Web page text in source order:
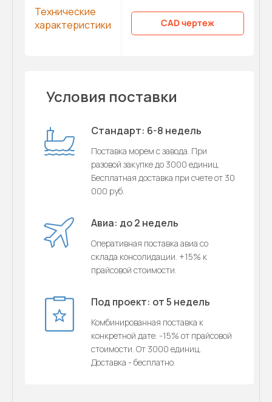
Технические
характеристики
CAD чертеж
Условия поставки
Стандарт: 6-8 недель
Поставка морем с завода. При
разовой закупке до 3000 единиц.
Бесплатная доставка при счете от 30
000 руб.
Авиа: до 2 недель
Оперативная поставка авиа со
склада консолидации. +15% к
прайсовой стоимости.
Под проект: от 5 недель
Комбинированная поставка к
конкретной дате. -15% от прайсовой
стоимости. От 3000 единиц.
Доставка - бесплатно.